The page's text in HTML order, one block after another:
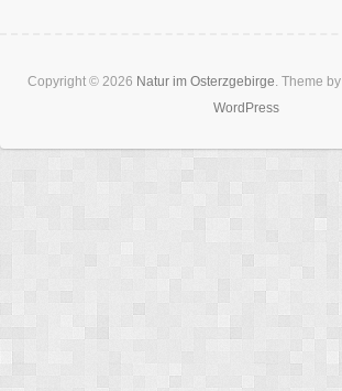
Copyright © 2026 Natur im Osterzgebirge. Theme by
WordPress